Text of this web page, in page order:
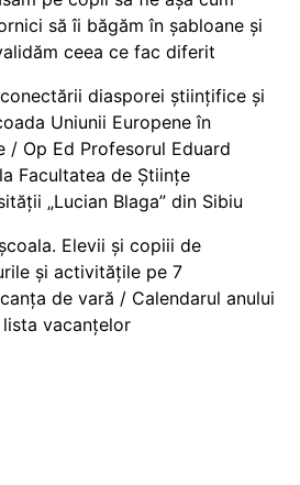
să îi băgăm în șabloane și
ceea ce fac diferit
diasporei științifice și
Uniunii Europene în
Op Ed Profesorul Eduard
Facultatea de Științe
„Lucian Blaga” din Sibiu
Elevii și copiii de
și activitățile pe 7
de vară / Calendarul anului
vacanțelor